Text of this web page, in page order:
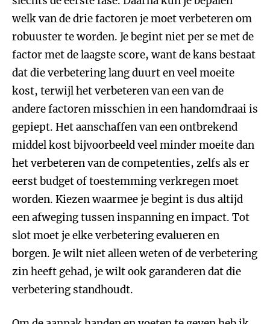
welk van de drie factoren je moet verbeteren om
robuuster te worden. Je begint niet per se met de
factor met de laagste score, want de kans bestaat
dat die verbetering lang duurt en veel moeite
kost, terwijl het verbeteren van een van de
andere factoren misschien in een handomdraai is
gepiept. Het aanschaffen van een ontbrekend
middel kost bijvoorbeeld veel minder moeite dan
het verbeteren van de competenties, zelfs als er
eerst budget of toestemming verkregen moet
worden. Kiezen waarmee je begint is dus altijd
een afweging tussen inspanning en impact. Tot
slot moet je elke verbetering evalueren en
borgen. Je wilt niet alleen weten of de verbetering
zin heeft gehad, je wilt ook garanderen dat die
verbetering standhoudt.